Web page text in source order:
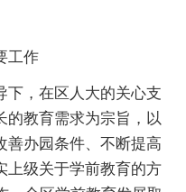
工作
，在区人大的关心支
的教育需求为宗旨，以
善办园条件、不断提高
上级关于学前教育的方